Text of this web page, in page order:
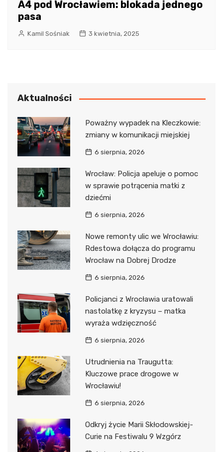
A4 pod Wrocławiem: blokada jednego
pasa
Kamil Sośniak 3 kwietnia, 2025
Aktualności
Poważny wypadek na Kleczkowie:
zmiany w komunikacji miejskiej
6 sierpnia, 2026
Wrocław: Policja apeluje o pomoc
w sprawie potrącenia matki z
dziećmi
6 sierpnia, 2026
Nowe remonty ulic we Wrocławiu:
Rdestowa dołącza do programu
Wrocław na Dobrej Drodze
6 sierpnia, 2026
Policjanci z Wrocławia uratowali
nastolatkę z kryzysu – matka
wyraża wdzięczność
6 sierpnia, 2026
Utrudnienia na Traugutta:
Kluczowe prace drogowe w
Wrocławiu!
6 sierpnia, 2026
Odkryj życie Marii Skłodowskiej-
Curie na Festiwalu 9 Wzgórz